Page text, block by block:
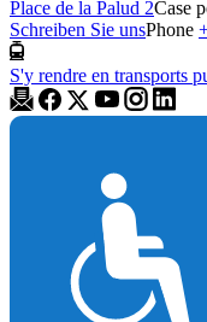
Place de la Palud 2Case
Schreiben Sie unsPhone
S'y rendre en transports